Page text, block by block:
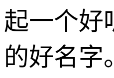
起一个好
的好名字